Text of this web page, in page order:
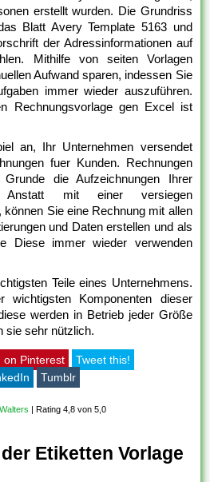
erstellt wurden. Die Grundriss
Blatt Avery Template 5163 und
der Adressinformationen auf
Mithilfe von seiten Vorlagen
Aufwand sparen, indessen Sie
immer wieder auszuführen.
Rechnungsvorlage gen Excel ist
an, Ihr Unternehmen versendet
fuer Kunden. Rechnungen
die Aufzeichnungen Ihrer
Anstatt mit einer versiegen
Sie eine Rechnung mit allen
und Daten erstellen und als
Diese immer wieder verwenden
Teile eines Unternehmens.
wichtigsten Komponenten dieser
werden in Betrieb jeder Größe
sie sehr nützlich.
on Pinterest
Tweet this!
Tumblr
|Rating 4,8 von 5,0
Etiketten Vorlage